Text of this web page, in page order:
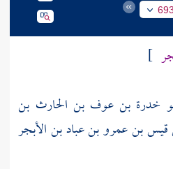
693
]
خدرة بن عوف بن الحارث بن
قيس بن عمرو بن عباد بن الأبجر